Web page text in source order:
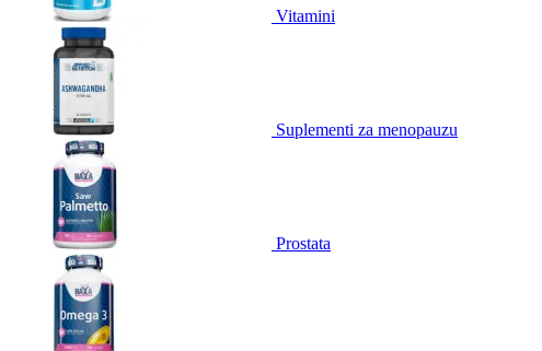
Vitamini
Suplementi za menopauzu
Prostata